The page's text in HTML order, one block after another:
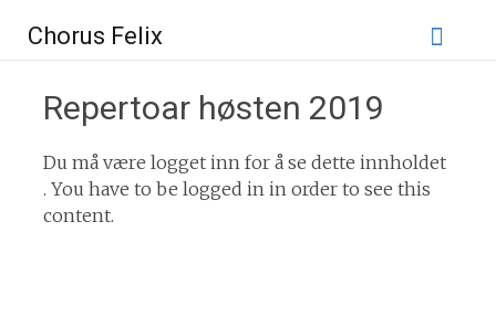
innhold
Chorus Felix
Repertoar høsten 2019
Du må være logget inn for å se dette innholdet
. You have to be logged in in order to see this
content.